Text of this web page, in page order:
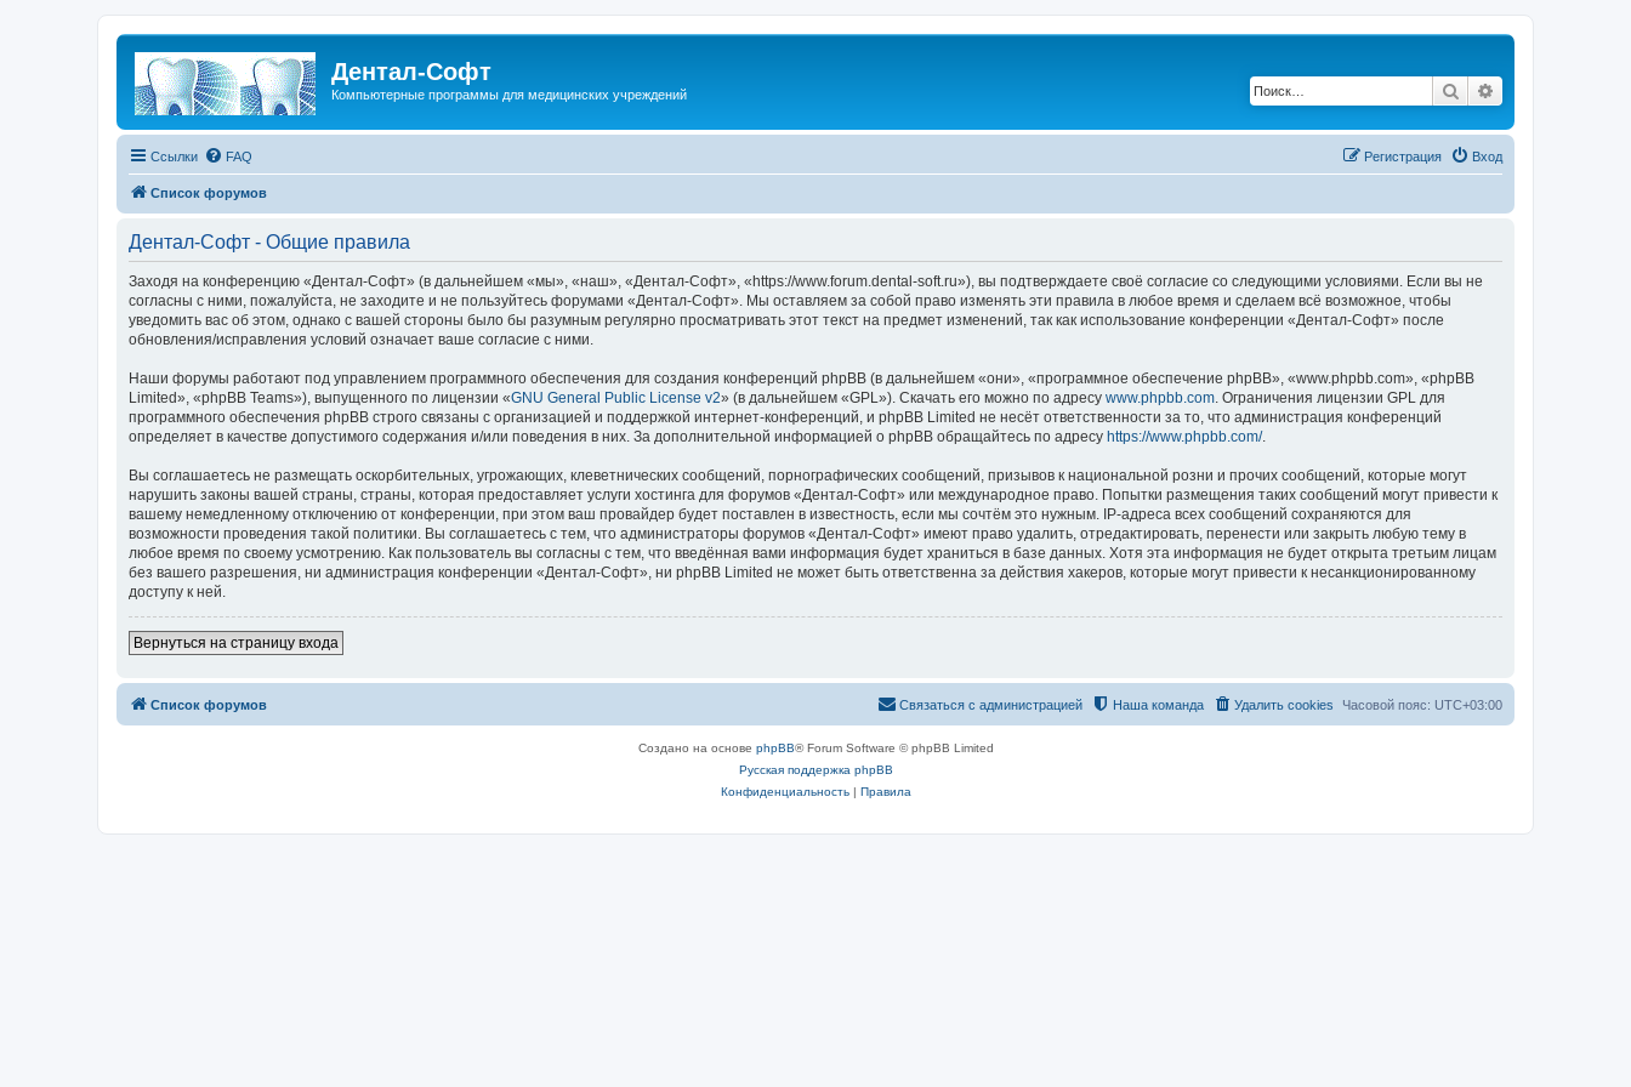
Дентал-Софт
Компьютерные программы для медицинских учреждений Поиск
Ссылки FAQ Вход
Регистрация
Список форумов
Дентал-Софт - Общие правила
Заходя на конференцию «Дентал-Софт» (в дальнейшем «мы», «наш», «Дентал-Софт», «https://www.forum.dental-soft.ru»), вы подтверждаете своё согласие со следующими условиями. Если вы не
согласны с ними, пожалуйста, не заходите и не пользуйтесь форумами «Дентал-Софт». Мы оставляем за собой право изменять эти правила в любое время и сделаем всё возможное, чтобы
уведомить вас об этом, однако с вашей стороны было бы разумным регулярно просматривать этот текст на предмет изменений, так как использование конференции «Дентал-Софт» после
обновления/исправления условий означает ваше согласие с ними.
Наши форумы работают под управлением программного обеспечения для создания конференций phpBB (в дальнейшем «они», «программное обеспечение phpBB», «www.phpbb.com», «phpBB
Limited», «phpBB Teams»), выпущенного по лицензии «GNU General Public License v2» (в дальнейшем «GPL»). Скачать его можно по адресу www.phpbb.com . Ограничения лицензии GPL для
программного обеспечения phpBB строго связаны с организацией и поддержкой интернет-конференций, и phpBB Limited не несёт ответственности за то, что администрация конференций
определяет в качестве допустимого содержания и/или поведения в них. За дополнительной информацией о phpBB обращайтесь по адресу https://www.phpbb.com/.
Вы соглашаетесь не размещать оскорбительных, угрожающих, клеветнических сообщений, порнографических сообщений, призывов к национальной розни и прочих сообщений, которые могут
нарушить законы вашей страны, страны, которая предоставляет услуги хостинга для форумов «Дентал-Софт» или международное право. Попытки размещения таких сообщений могут привести к
вашему немедленному отключению от конференции, при этом ваш провайдер будет поставлен в известность, если мы сочтём это нужным. IP-адреса всех сообщений сохраняются для
возможности проведения такой политики. Вы соглашаетесь с тем, что администраторы форумов «Дентал-Софт» имеют право удалить, отредактировать, перенести или закрыть любую тему в
любое время по своему усмотрению. Как пользователь вы согласны с тем, что введённая вами информация будет храниться в базе данных. Хотя эта информация не будет открыта третьим лицам
без вашего разрешения, ни администрация конференции «Дентал-Софт», ни phpBB Limited не может быть ответственна за действия хакеров, которые могут привести к несанкционированному
доступу к ней.
Вернуться на страницу входа
Список форумов Часовой пояс: UTC+03:00
Удалить cookies
Наша команда
Связаться с администрацией
Создано на основе phpBB® Forum Software © phpBB Limited
Русская поддержка phpBB
Конфиденциальность| Правила